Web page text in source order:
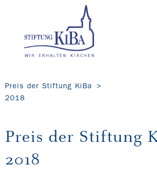
Preis der Stiftung KiBa
2018
Preis der Stiftung
2018